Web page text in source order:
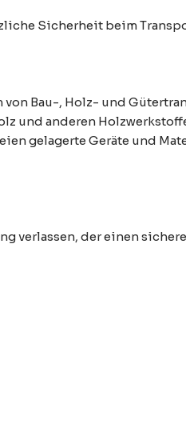
Sicherheit beim
Bau-, Holz- und
und anderen
gelagerte Geräte und
verlassen, der einen